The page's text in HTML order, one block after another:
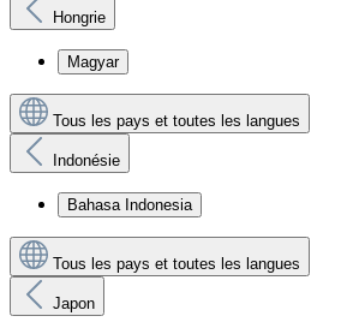
Hongrie
Magyar
Tous les pays et toutes les langues
Indonésie
Bahasa Indonesia
Tous les pays et toutes les langues
Japon